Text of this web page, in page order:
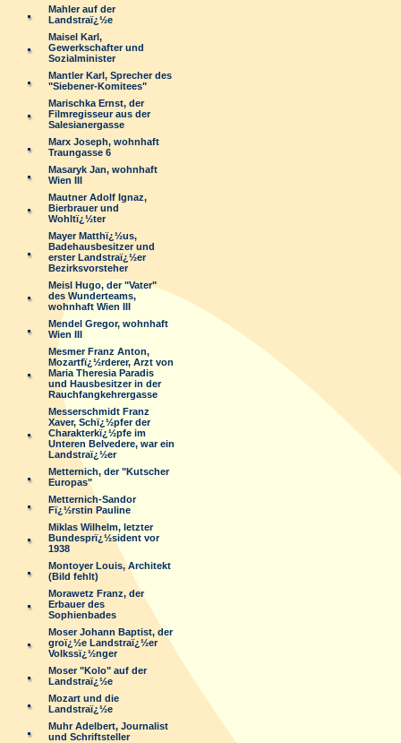
Mahler auf der
Landstraï¿½e
Maisel Karl,
Gewerkschafter und
Sozialminister
Mantler Karl, Sprecher des
"Siebener-Komitees"
Marischka Ernst, der
Filmregisseur aus der
Salesianergasse
Marx Joseph, wohnhaft
Traungasse 6
Masaryk Jan, wohnhaft
Wien III
Mautner Adolf Ignaz,
Bierbrauer und
Wohltï¿½ter
Mayer Matthï¿½us,
Badehausbesitzer und
erster Landstraï¿½er
Bezirksvorsteher
Meisl Hugo, der "Vater"
des Wunderteams,
wohnhaft Wien III
Mendel Gregor, wohnhaft
Wien III
Mesmer Franz Anton,
Mozartfï¿½rderer, Arzt von
Maria Theresia Paradis
und Hausbesitzer in der
Rauchfangkehrergasse
Messerschmidt Franz
Xaver, Schï¿½pfer der
Charakterkï¿½pfe im
Unteren Belvedere, war ein
Landstraï¿½er
Metternich, der "Kutscher
Europas"
Metternich-Sandor
Fï¿½rstin Pauline
Miklas Wilhelm, letzter
Bundesprï¿½sident vor
1938
Montoyer Louis, Architekt
(Bild fehlt)
Morawetz Franz, der
Erbauer des
Sophienbades
Moser Johann Baptist, der
groï¿½e Landstraï¿½er
Volkssï¿½nger
Moser "Kolo" auf der
Landstraï¿½e
Mozart und die
Landstraï¿½e
Muhr Adelbert, Journalist
und Schriftsteller